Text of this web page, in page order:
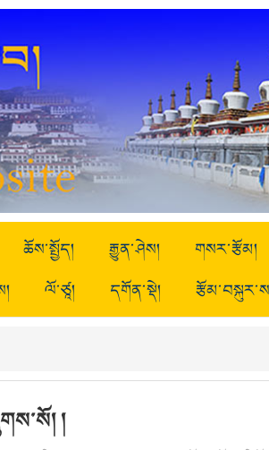
ཆོས་སྤྱོད། རྒྱུན་ཤེས། གསར་རྩོམ།
ལོ་ཙཱ། དགོན་སྡེ།
།